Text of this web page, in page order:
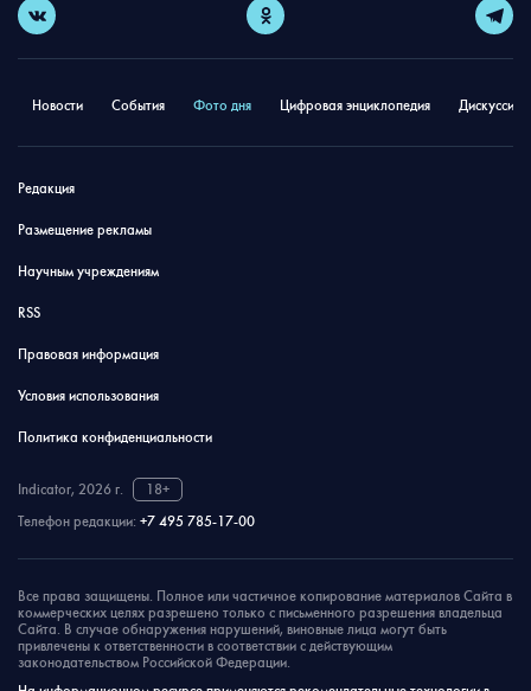
Новости События Фото дня Цифровая энциклопедия
Редакция
Размещение рекламы
Научным учреждениям
RSS
Правовая информация
Условия использования
Политика конфиденциальности
Indicator, 2026 г.
18+
Телефон редакции: +7 495 785-17-00
Все права защищены. Полное или частичное копирование материалов Сайта в
коммерческих целях разрешено только с письменного разрешения владельца
Сайта. В случае обнаружения нарушений, виновные лица могут быть
привлечены к ответственности в соответствии с действующим
законодательством Российской Федерации.